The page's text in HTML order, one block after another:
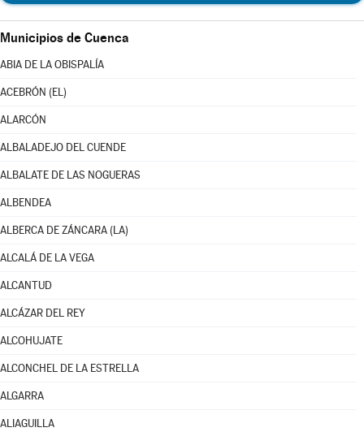
Municipios de Cuenca
ABIA DE LA OBISPALÍA
ACEBRÓN (EL)
ALARCÓN
ALBALADEJO DEL CUENDE
ALBALATE DE LAS NOGUERAS
ALBENDEA
ALBERCA DE ZÁNCARA (LA)
ALCALÁ DE LA VEGA
ALCANTUD
ALCÁZAR DEL REY
ALCOHUJATE
ALCONCHEL DE LA ESTRELLA
ALGARRA
ALIAGUILLA